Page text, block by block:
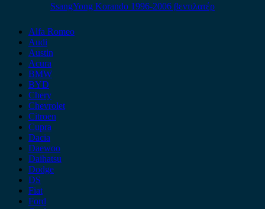
SsangYong Korando 1996-2006 βεντιλατέρ
Alfa Romeo
Audi
Austin
Acura
BMW
BYD
Chery
Chevrolet
Citroen
Cupra
Dacia
Daewoo
Daihatsu
Dodge
DS
Fiat
Ford